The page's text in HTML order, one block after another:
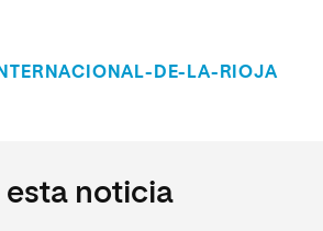
DE-LA-RIOJA
noticia